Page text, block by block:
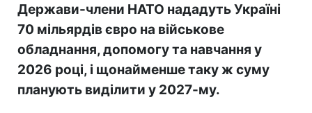
Держави-члени НАТО нададуть Україні
70 мільярдів євро на військове
обладнання, допомогу та навчання у
2026 році, і щонайменше таку ж суму
планують виділити у 2027-му.